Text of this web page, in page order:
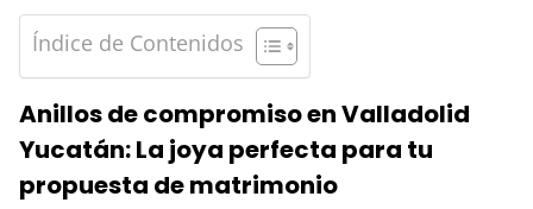
Índice de Contenidos
Anillos de compromiso en Valladolid
Yucatán: La joya perfecta para tu
propuesta de matrimonio